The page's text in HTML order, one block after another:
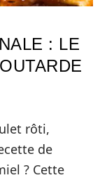
: LE
rôti,
de
? Cette